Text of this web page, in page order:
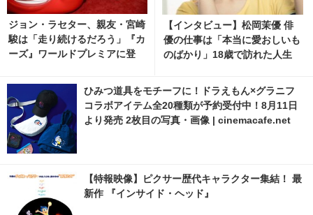
ジョン・ラセター、親友・宮崎
駿は「走り続けるだろう」『カ
ーズ』ワールドプレミアに登
【インタビュー】松岡茉優 俳
優の仕事は「本当に愛おしいも
のばかり」18歳で訪れた人生
ひみつ道具をモチーフに！ドラえもん×グラニフ
コラボアイテム全20種類が予約受付中！8月11日
より発売 2枚目の写真・画像 | cinemacafe.net
【特報映像】ピクサー歴代キャラクター集結！ 最
新作 『インサイド・ヘッド』